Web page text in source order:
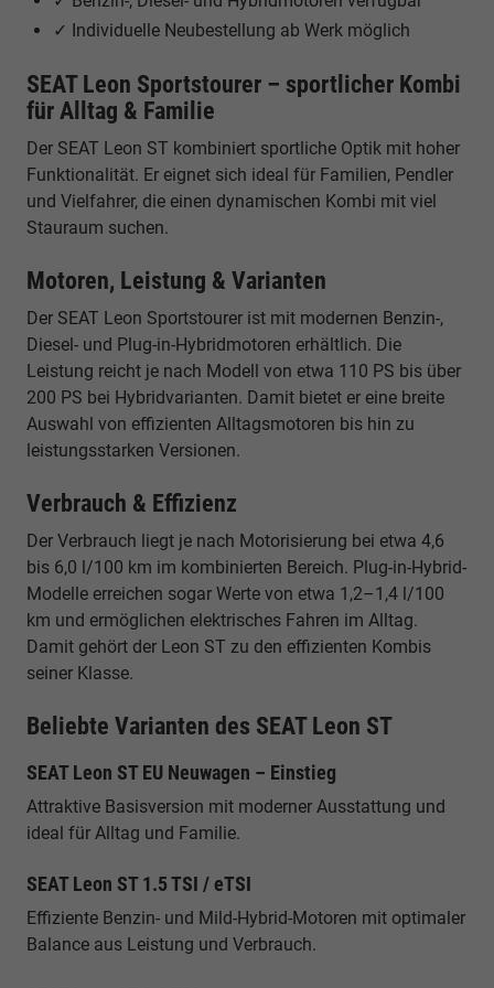
✓ Individuelle Neubestellung ab Werk möglich
SEAT Leon Sportstourer – sportlicher Kombi
für Alltag & Familie
Der SEAT Leon ST kombiniert sportliche Optik mit hoher
Funktionalität. Er eignet sich ideal für Familien, Pendler
und Vielfahrer, die einen dynamischen Kombi mit viel
Stauraum suchen.
Motoren, Leistung & Varianten
Der SEAT Leon Sportstourer ist mit modernen Benzin-,
Diesel- und Plug-in-Hybridmotoren erhältlich. Die
Leistung reicht je nach Modell von etwa 110 PS bis über
200 PS bei Hybridvarianten. Damit bietet er eine breite
Auswahl von effizienten Alltagsmotoren bis hin zu
leistungsstarken Versionen.
Verbrauch & Effizienz
Der Verbrauch liegt je nach Motorisierung bei etwa 4,6
bis 6,0 l/100 km im kombinierten Bereich. Plug-in-Hybrid-
Modelle erreichen sogar Werte von etwa 1,2–1,4 l/100
km und ermöglichen elektrisches Fahren im Alltag.
Damit gehört der Leon ST zu den effizienten Kombis
seiner Klasse.
Beliebte Varianten des SEAT Leon ST
SEAT Leon ST EU Neuwagen – Einstieg
Attraktive Basisversion mit moderner Ausstattung und
ideal für Alltag und Familie.
SEAT Leon ST 1.5 TSI / eTSI
Effiziente Benzin- und Mild-Hybrid-Motoren mit optimaler
Balance aus Leistung und Verbrauch.